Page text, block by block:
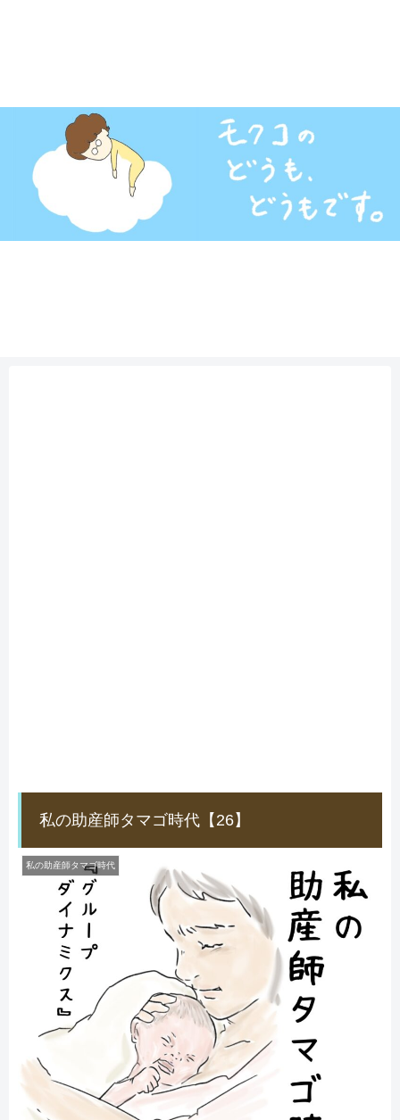
私の助産師タマゴ時代【26】
私の助産師タマゴ時代